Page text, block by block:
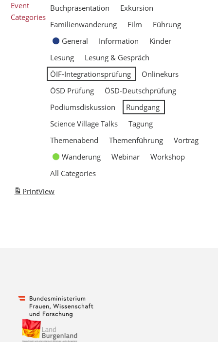
Event
Categories
Buchpräsentation
Exkursion
Familienwanderung
Film
Führung
General
Information
Kinder
Lesung
Lesung & Gespräch
ÖIF-Integrationsprüfung
Onlinekurs
ÖSD Prüfung
ÖSD-Deutschprüfung
Podiumsdiskussion
Rundgang
Science Village Talks
Tagung
Themenabend
Themenführung
Vortrag
Wanderung
Webinar
Workshop
All Categories
PrintView